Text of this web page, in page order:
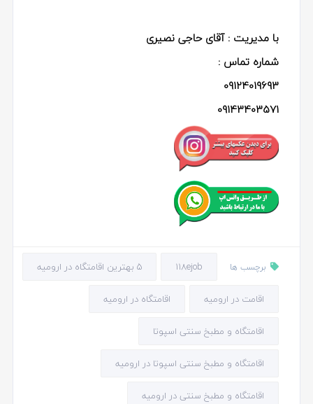
با مدیریت : آقای حاجی نصیری
شماره تماس :
09124019693
09143403571
برچسب ها 118ejob 5 بهترین اقامتگاه در ارومیه
اقامت در ارومیه اقامتگاه در ارومیه
اقامتگاه و مطبخ سنتی اسپوتا
اقامتگاه و مطبخ سنتی اسپوتا در ارومیه
اقامتگاه و مطبخ سنتی در ارومیه